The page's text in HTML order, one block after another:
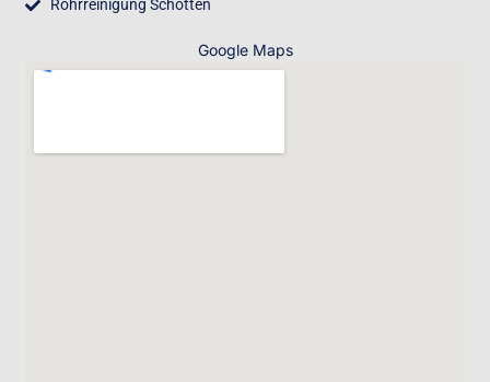
Rohrreinigung Schotten
Google Maps